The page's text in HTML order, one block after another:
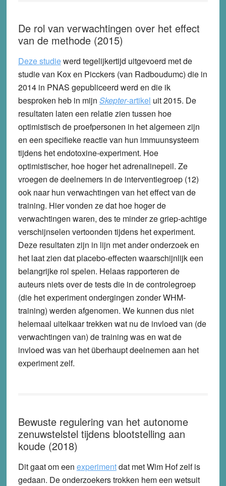
De rol van verwachtingen over het effect
van de methode (2015)
Deze studiewerd tegelijkertijd uitgevoerd met de
studie van Kox en Picckers (van Radboudumc) die in
2014 in PNAS gepubliceerd werd en die ik
besproken heb in mijn Skepter-artikel uit 2015. De
resultaten laten een relatie zien tussen hoe
optimistisch de proefpersonen in het algemeen zijn
en een specifieke reactie van hun immuunsysteem
tijdens het endotoxine-experiment. Hoe
optimistischer, hoe hoger het adrenalinepeil. Ze
vroegen de deelnemers in de interventiegroep (12)
ook naar hun verwachtingen van het effect van de
training. Hier vonden ze dat hoe hoger de
verwachtingen waren, des te minder ze griep-achtige
verschijnselen vertoonden tijdens het experiment.
Deze resultaten zijn in lijn met ander onderzoek en
het laat zien dat placebo-effecten waarschijnlijk een
belangrijke rol spelen. Helaas rapporteren de
auteurs niets over de tests die in de controlegroep
(die het experiment ondergingen zonder WHM-
training) werden afgenomen. We kunnen dus niet
helemaal uitelkaar trekken wat nu de invloed van (de
verwachtingen van) de training was en wat de
invloed was van het überhaupt deelnemen aan het
experiment zelf.
Bewuste regulering van het autonome
zenuwstelstel tijdens blootstelling aan
koude (2018)
Dit gaat om een experimentdat met Wim Hof zelf is
gedaan. De onderzoekers trokken hem een wetsuit